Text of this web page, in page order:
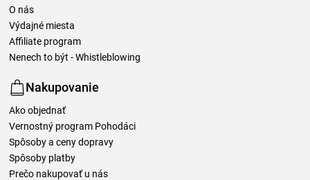
O nás
Výdajné miesta
Affiliate program
Nenech to být - Whistleblowing
Nakupovanie
Ako objednať
Vernostný program Pohodáci
Spôsoby a ceny dopravy
Spôsoby platby
Prečo nakupovať u nás